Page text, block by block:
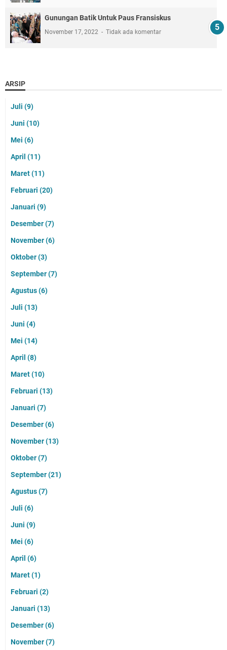
Gunungan Batik Untuk Paus Fransiskus
November 17, 2022 Tidak ada komentar
ARSIP
Juli (9)
Juni (10)
Mei (6)
April (11)
Maret(11)
Februari (20)
Januari (9)
Desember(7)
November(6)
Oktober(3)
September(7)
Agustus(6)
Juli (13)
Juni (4)
Mei (14)
April (8)
Maret(10)
Februari (13)
Januari (7)
Desember(6)
November(13)
Oktober(7)
September(21)
Agustus(7)
Juli (6)
Juni (9)
Mei (6)
April (6)
Maret(1)
Februari (2)
Januari (13)
Desember(6)
November(7)